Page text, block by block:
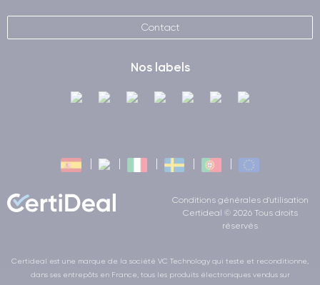
Contact
Nos labels
Conditions générales d'utilisation
Certideal © 2026 Tous droits
réservés
Certideal est une marque de la société VC Technology qui teste et reconditionne,
dans ses entrepôts en France, tous les produits électroniques vendus sur